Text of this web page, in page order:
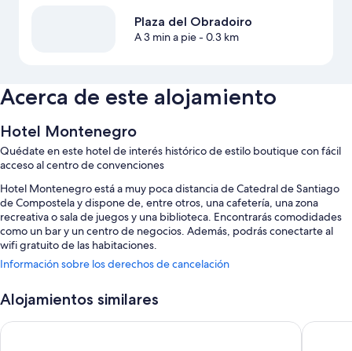
Plaza del Obradoiro
A 3 min a pie- 0.3 km
Acerca de este alojamiento
Hotel Montenegro
Quédate en este hotel de interés histórico de estilo boutique con fácil
acceso al centro de convenciones
Hotel Montenegro está a muy poca distancia de Catedral de Santiago
de Compostela y dispone de, entre otros, una cafetería, una zona
recreativa o sala de juegos y una biblioteca. Encontrarás comodidades
como un bar y un centro de negocios. Además, podrás conectarte al
wifi gratuito de las habitaciones.
También podrás disfrutar de otros servicios, como:
Desayuno bufé (de pago), un servicio de transporte hasta el
aeropuerto (de pago) y servicio de registro de salida exprés
Información sobre los derechos de cancelación
Alojamientos similares
Hotel Gelmírez San